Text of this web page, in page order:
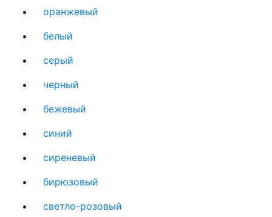
оранжевый
белый
серый
черный
бежевый
синий
сиреневый
бирюзовый
светло-розовый